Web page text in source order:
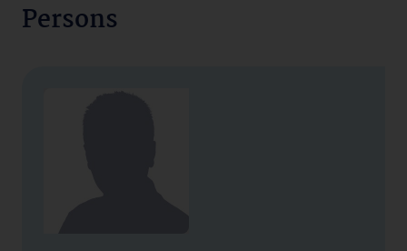
Persons